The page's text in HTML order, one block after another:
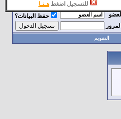
للتسجيل اضغط هـنـا
حفظ البيانات؟
التقويم